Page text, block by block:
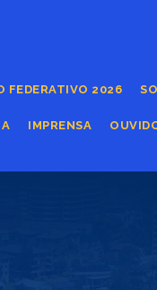
FEDERATIVO 2026
IMPRENSA